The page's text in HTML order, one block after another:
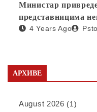
Министар
представницима
отварању фабрике
4 Years Ago
АРХИВЕ
August 2026 (1)